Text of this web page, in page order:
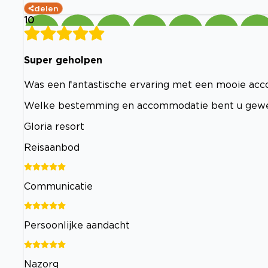
delen
10
Super geholpen
Was een fantastische ervaring met een mooie
Welke bestemming en accommodatie bent u
Gloria resort
Reisaanbod
Communicatie
Persoonlijke aandacht
Nazorg